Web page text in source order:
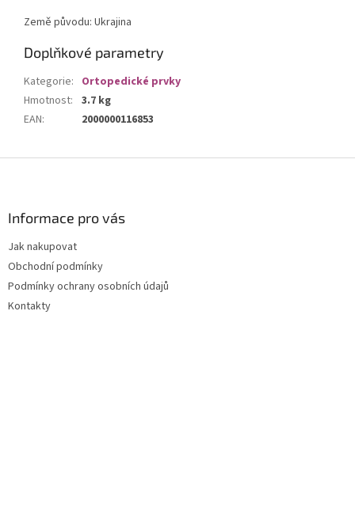
Země původu: Ukrajina
Doplňkové parametry
Kategorie: Ortopedické prvky
Hmotnost: 3.7 kg
EAN: 2000000116853
Informace pro vás
Jak nakupovat
Obchodní podmínky
Podmínky ochrany osobních údajů
Kontakty